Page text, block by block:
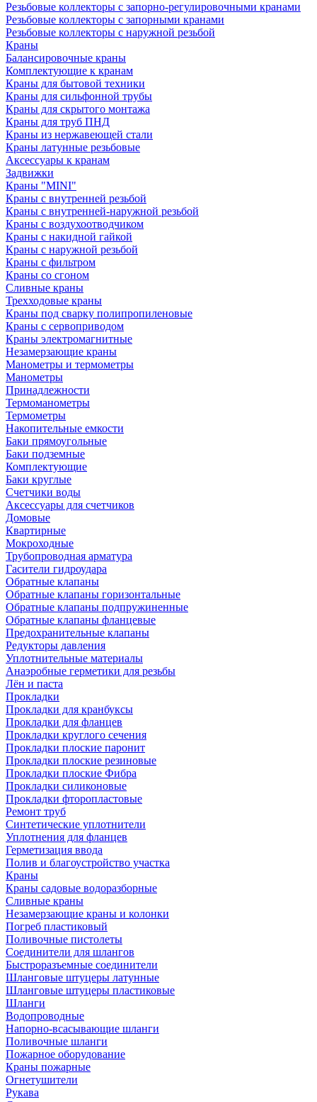
Резьбовые коллекторы с запорно-регулировочными кранами
Резьбовые коллекторы с запорными кранами
Резьбовые коллекторы с наружной резьбой
Краны
Балансировочные краны
Комплектующие к кранам
Краны для бытовой техники
Краны для сильфонной трубы
Краны для скрытого монтажа
Краны для труб ПНД
Краны из нержавеющей стали
Краны латунные резьбовые
Аксессуары к кранам
Задвижки
Краны "MINI"
Краны с внутренней резьбой
Краны с внутренней-наружной резьбой
Краны с воздухоотводчиком
Краны с накидной гайкой
Краны с наружной резьбой
Краны с фильтром
Краны со сгоном
Сливные краны
Трехходовые краны
Краны под сварку полипропиленовые
Краны с сервоприводом
Краны электромагнитные
Незамерзающие краны
Манометры и термометры
Манометры
Принадлежности
Термоманометры
Термометры
Накопительные емкости
Баки прямоугольные
Баки подземные
Комплектующие
Баки круглые
Счетчики воды
Аксессуары для счетчиков
Домовые
Квартирные
Мокроходные
Трубопроводная арматура
Гасители гидроудара
Обратные клапаны
Обратные клапаны горизонтальные
Обратные клапаны подпружиненные
Обратные клапаны фланцевые
Предохранительные клапаны
Редукторы давления
Уплотнительные материалы
Анаэробные герметики для резьбы
Лён и паста
Прокладки
Прокладки для кранбуксы
Прокладки для фланцев
Прокладки круглого сечения
Прокладки плоские паронит
Прокладки плоские резиновые
Прокладки плоские Фибра
Прокладки силиконовые
Прокладки фторопластовые
Ремонт труб
Синтетические уплотнители
Уплотнения для фланцев
Герметизация ввода
Полив и благоустройство участка
Краны
Краны садовые водоразборные
Сливные краны
Незамерзающие краны и колонки
Погреб пластиковый
Поливочные пистолеты
Соединители для шлангов
Быстроразъемные соединители
Шланговые штуцеры латунные
Шланговые штуцеры пластиковые
Шланги
Водопроводные
Напорно-всасывающие шланги
Поливочные шланги
Пожарное оборудование
Краны пожарные
Огнетушители
Рукава